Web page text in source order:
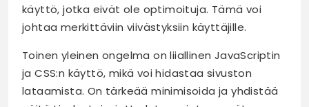
käyttö, jotka eivät ole optimoituja. Tämä voi
johtaa merkittäviin viivästyksiin käyttäjille.
Toinen yleinen ongelma on liiallinen JavaScriptin
ja CSS:n käyttö, mikä voi hidastaa sivuston
lataamista. On tärkeää minimisoida ja yhdistää